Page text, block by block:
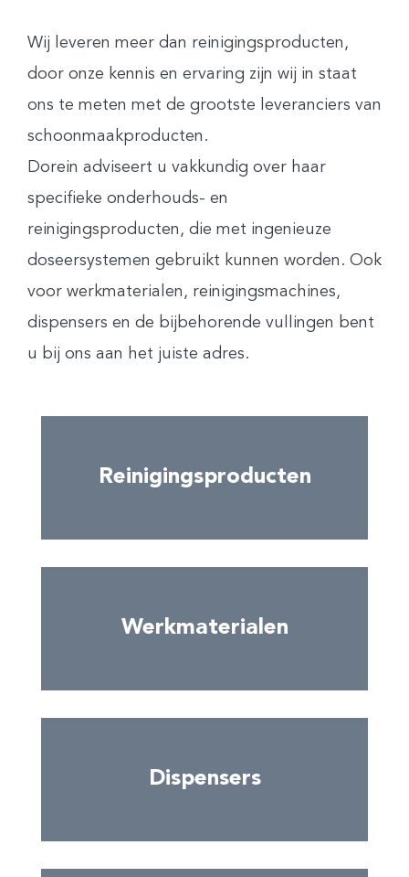
Wij leveren meer dan reinigingsproducten,
door onze kennis en ervaring zijn wij in staat
ons te meten met de grootste leveranciers van
schoonmaakproducten.
Dorein adviseert u vakkundig over haar
specifieke onderhouds- en
reinigingsproducten, die met ingenieuze
doseersystemen gebruikt kunnen worden. Ook
voor werkmaterialen, reinigingsmachines,
dispensers en de bijbehorende vullingen bent
u bij ons aan het juiste adres.
Reinigingsproducten
Werkmaterialen
Dispensers